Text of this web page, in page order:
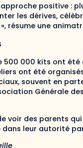
positive :
les dérives,
résume une
500 000 kits ont
ont été
souvent en
Générale
voir des parents
leur autorité